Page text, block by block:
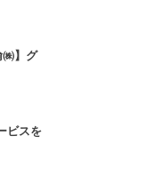
㈱】グ
ビスを